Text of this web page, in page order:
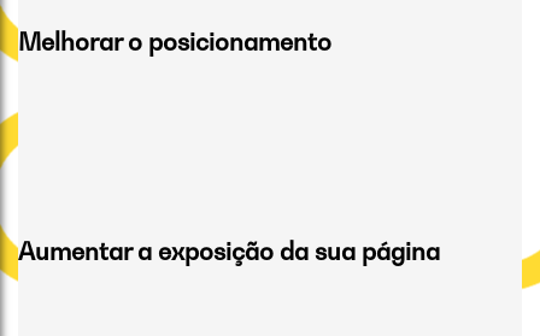
Melhorar o posicionamento
Aumentar a exposição da sua página